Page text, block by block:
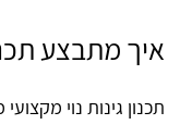
איך מתבצע
תכנון גינות נוי